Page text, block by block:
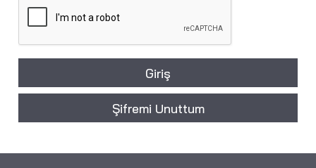
Giriş
Şifremi Unuttum